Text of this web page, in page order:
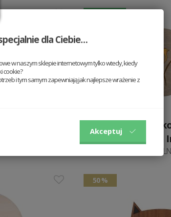
Drewniana
Wooden
89 PLN
50 %
dla Ciebie…
w naszym sklepie internetowym tylko wtedy, kiedy
cookie?
i tym samym zapewniają jak najlepsze wrażenie z
Akceptuj